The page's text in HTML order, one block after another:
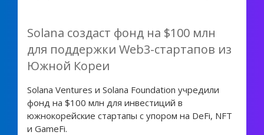
Solana создаст фонд на $100 млн
для поддержки Web3-стартапов из
Южной Кореи
Solana Ventures и Solana Foundation учредили
фонд на $100 млн для инвестиций в
южнокорейские стартапы с упором на DeFi, NFT
и GameFi.